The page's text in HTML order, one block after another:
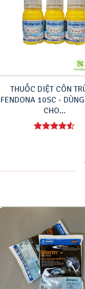
THUỐC DIỆT CÔN
FENDONA 10SC -
CHO...